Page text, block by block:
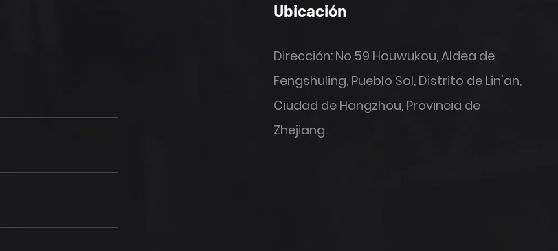
Ubicación
Dirección: No.59 Houwukou, Aldea de
Fengshuling, Pueblo Sol, Distrito de Lin'an,
Ciudad de Hangzhou, Provincia de
Zhejiang.